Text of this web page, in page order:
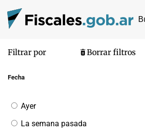
Filtrar por Borrar filtros
Fecha
Filtrar
por
fecha
Ayer
La semana pasada